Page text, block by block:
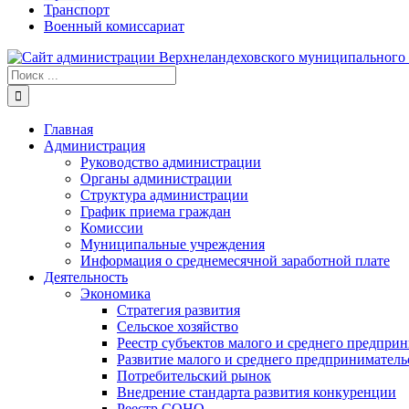
Транспорт
Военный комиссариат
Результат
поиска:
Главная
Администрация
Руководство администрации
Органы администрации
Структура администрации
График приема граждан
Комиссии
Муниципальные учреждения
Информация о среднемесячной заработной плате
Деятельность
Экономика
Стратегия развития
Сельское хозяйство
Реестр субъектов малого и среднего
Развитие малого и среднего
Потребительский рынок
Внедрение стандарта развития конкуренции